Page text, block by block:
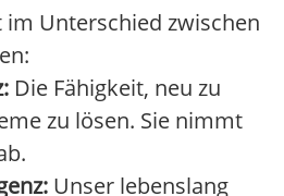
im Unterschied zwischen
Die Fähigkeit, neu zu
zu lösen. Sie nimmt
Unser lebenslang